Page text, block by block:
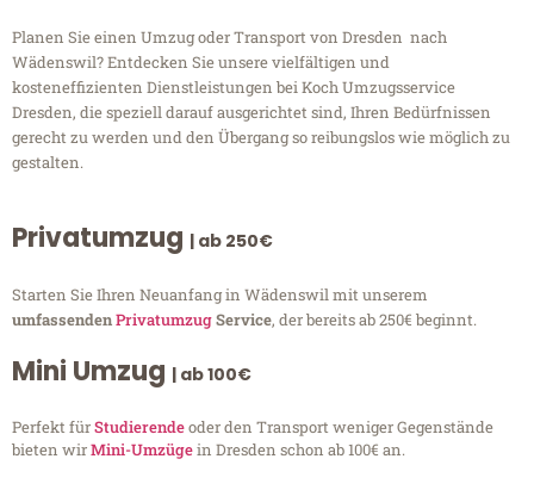
Planen Sie einen Umzug oder Transport von Dresden nach
Wädenswil? Entdecken Sie unsere vielfältigen und
kosteneffizienten Dienstleistungen bei Koch Umzugsservice
Dresden, die speziell darauf ausgerichtet sind, Ihren Bedürfnissen
gerecht zu werden und den Übergang so reibungslos wie möglich zu
gestalten.
Privatumzug | ab 250€
Starten Sie Ihren Neuanfang in Wädenswil mit unserem
umfassendenPrivatumzugService, der bereits ab 250€ beginnt.
Mini Umzug | ab 100€
Perfekt fürStudierendeoder den Transport weniger Gegenstände
bieten wirMini-Umzügein Dresden schon ab 100€ an.